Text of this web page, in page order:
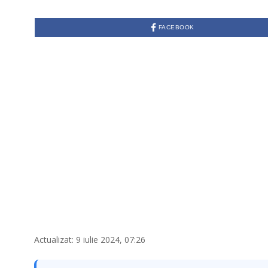
FACEBOOK
Actualizat: 9 iulie 2024, 07:26